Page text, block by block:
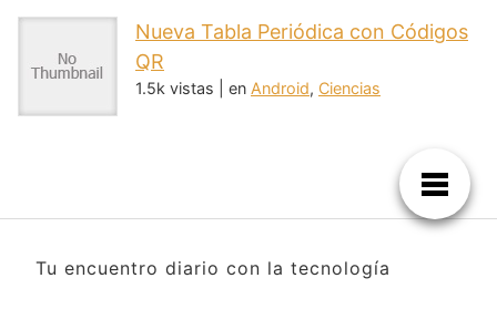
Nueva Tabla Periódica con Códigos
QR
1.5k vistas en Android, Ciencias
Tu encuentro diario con la tecnología